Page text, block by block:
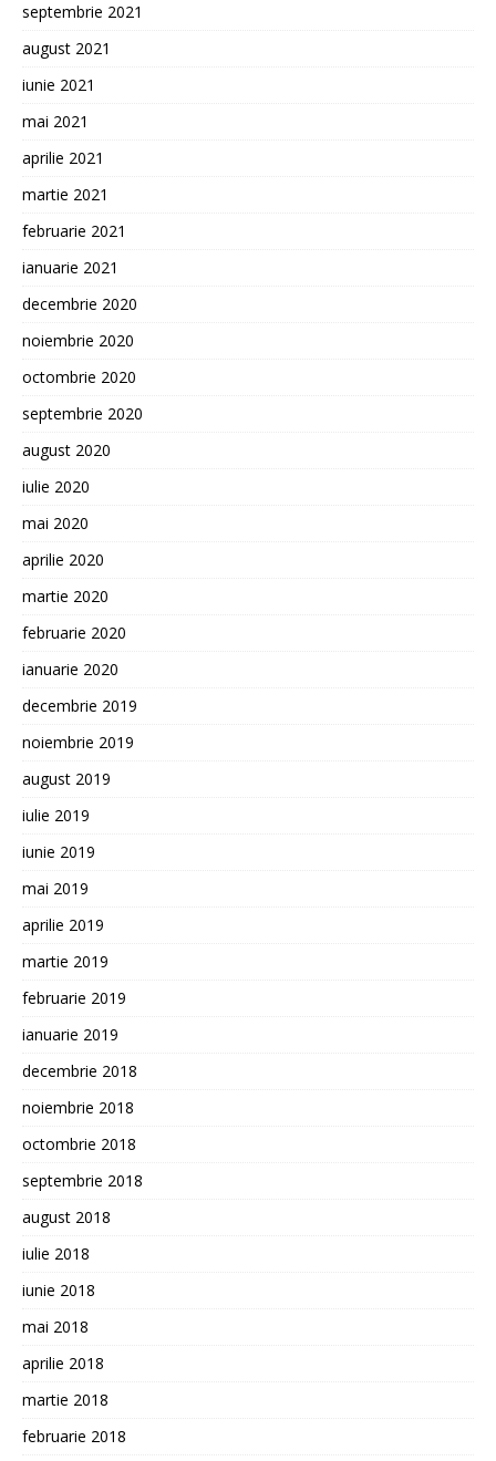
septembrie 2021
august 2021
iunie 2021
mai 2021
aprilie 2021
martie 2021
februarie 2021
ianuarie 2021
decembrie 2020
noiembrie 2020
octombrie 2020
septembrie 2020
august 2020
iulie 2020
mai 2020
aprilie 2020
martie 2020
februarie 2020
ianuarie 2020
decembrie 2019
noiembrie 2019
august 2019
iulie 2019
iunie 2019
mai 2019
aprilie 2019
martie 2019
februarie 2019
ianuarie 2019
decembrie 2018
noiembrie 2018
octombrie 2018
septembrie 2018
august 2018
iulie 2018
iunie 2018
mai 2018
aprilie 2018
martie 2018
februarie 2018